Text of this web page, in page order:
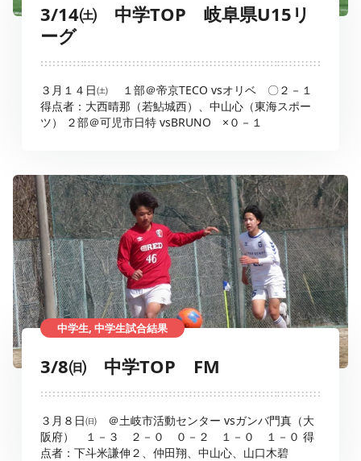
3/14㈯ 中学TOP 岐阜県U15リ
ーグ
３月１４日㈯ １部＠帝京TECO vsオリベ 〇２－１
得点者：大西晴那（若鮎城西）、中山心（東海スポー
ツ） ２部＠可児市日特 vsBRUNO ×０－１
中学生, 中学生試合結果
3/8㈰ 中学TOP FM
３月８日㈰ ＠土岐市活動センター vsガンバ門真（大
阪府） １－３ ２－０ ０－２ １－０ １－０ 得
点者：下斗米謙伸２、仲田翔、中山心、山口木碧